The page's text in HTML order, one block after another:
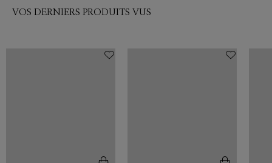
VOS DERNIERS PRODUITS VUS